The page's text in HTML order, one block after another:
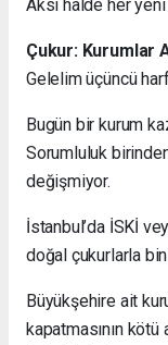
Aksi halde her
Çukur: Kurumlar
Gelelim üçüncü
Bugün bir kurum
Sorumluluk
değişmiyor.
İstanbul’da İSKİ
doğal çukurlarla
Büyükşehire ait
kapatmasının kötü